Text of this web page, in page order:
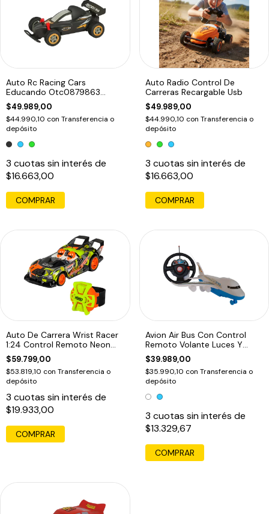
Auto Rc Racing Cars
Educando Otc0879863
Batería Recargable
$49.989,00
$44.990,10 con Transferencia o
depósito
3 cuotas sin interés de
$16.663,00
COMPRAR
Auto Radio Control De
Carreras Recargable Usb
$49.989,00
$44.990,10 con Transferencia o
depósito
3 cuotas sin interés de
$16.663,00
COMPRAR
Auto De Carrera Wrist Racer
1:24 Control Remoto Neon
Camo
$59.799,00
$53.819,10 con Transferencia o
depósito
3 cuotas sin interés de
$19.933,00
COMPRAR
Avion Air Bus Con Control
Remoto Volante Luces Y
Sonidos Ed
$39.989,00
$35.990,10 con Transferencia o
depósito
3 cuotas sin interés de
$13.329,67
COMPRAR